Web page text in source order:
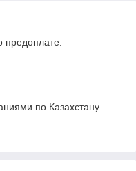
предоплате.
по Казахстану